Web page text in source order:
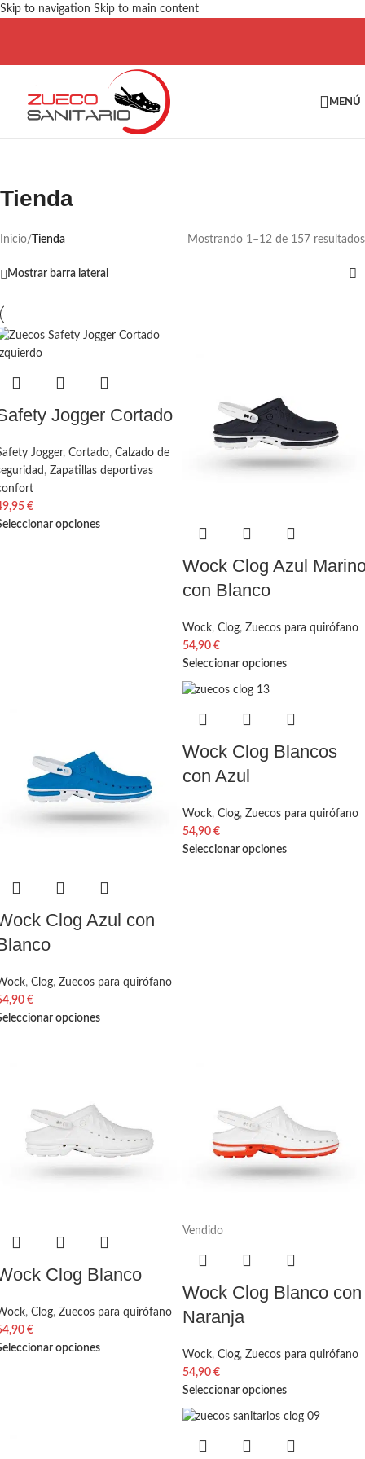
Skip to navigation Skip to main content
MENÚ
Tienda
Inicio/ Tienda Mostrando 1–12 de 157 resultados
Mostrar barra lateral
Jogger Cortado
Jogger, Cortado, Calzado de
, Zapatillas deportivas
€
opciones
Wock Clog Azul
con Blanco
Wock, Clog, Zuecos para quirófano
54,90 €
Seleccionar opciones
Clog Azul con
, Clog, Zuecos para quirófano
€
opciones
Wock Clog Blancos
con Azul
Wock, Clog, Zuecos para quirófano
54,90 €
Seleccionar opciones
Clog Blanco
, Clog, Zuecos para quirófano
€
opciones
Vendido
Wock Clog Blanco con
Naranja
Wock, Clog, Zuecos para quirófano
54,90 €
Seleccionar opciones